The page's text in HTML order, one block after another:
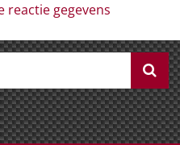
reactie gegevens